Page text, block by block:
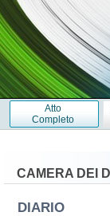
Atto
Completo
CAMERA DEI
DIARIO